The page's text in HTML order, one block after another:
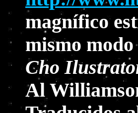
magnífico
mismo
Cho
Al